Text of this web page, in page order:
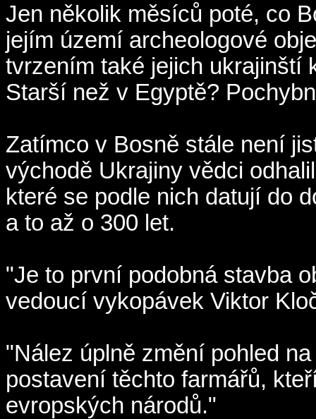
Jen několik měsíců poté, co
jejím území archeologové
tvrzením také jejich ukrajinští
Starší než v Egyptě?
Zatímco v Bosně stále není
východě Ukrajiny vědci
které se podle nich datují do
a to až o 300 let.
"Je to první podobná stavba
vedoucí vykopávek Viktor
"Nález úplně změní pohled
postavení těchto farmářů,
evropských národů."